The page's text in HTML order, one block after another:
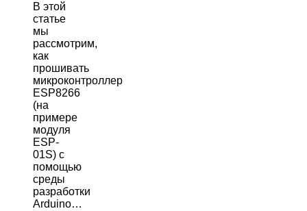
В этой
статье
мы
рассмотрим,
как
прошивать
микроконтроллер
ESP8266
(на
примере
модуля
ESP-
01S) с
помощью
среды
разработки
Arduino…